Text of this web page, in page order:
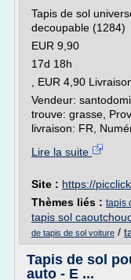
Tapis de sol
decoupable (1284)
EUR 9,90
17d 18h
, EUR 4,90
Vendeur:
trouve: grasse,
livraison: FR,
Lire la suite
Site : https://
Thèmes liés : tapis
tapis sol
de tapis de sol voiture /
Tapis de sol
auto - E ...